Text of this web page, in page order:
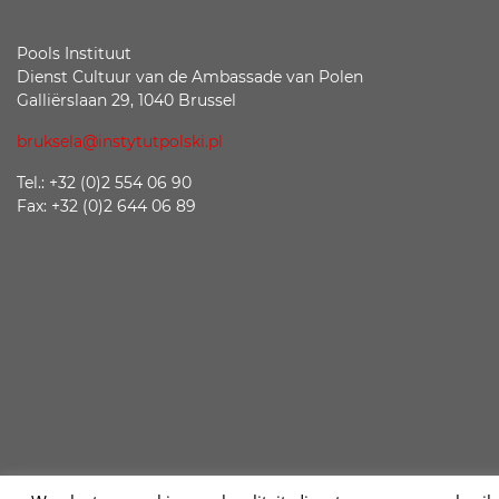
Pools Instituut
Dienst Cultuur van de Ambassade van Polen
Galliërslaan 29, 1040 Brussel
bruksela@instytutpolski.pl
Tel.: +32 (0)2 554 06 90
Fax: +32 (0)2 644 06 89